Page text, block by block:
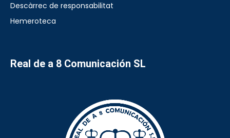
Descàrrec de responsabilitat
Hemeroteca
Real de a 8 Comunicación SL